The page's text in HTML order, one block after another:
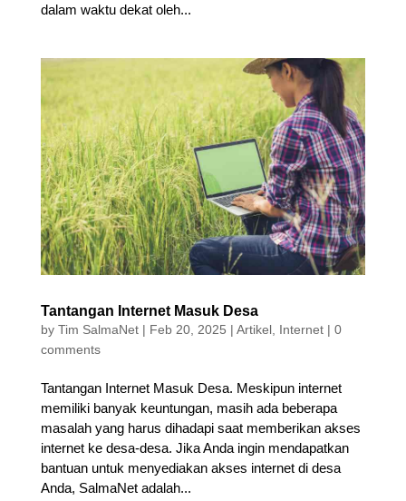
dalam waktu dekat oleh...
Tantangan Internet Masuk Desa
by Tim SalmaNet| Feb 20, 2025 | Artikel, Internet| 0
comments
Tantangan Internet Masuk Desa. Meskipun internet
memiliki banyak keuntungan, masih ada beberapa
masalah yang harus dihadapi saat memberikan akses
internet ke desa-desa. Jika Anda ingin mendapatkan
bantuan untuk menyediakan akses internet di desa
Anda, SalmaNet adalah...